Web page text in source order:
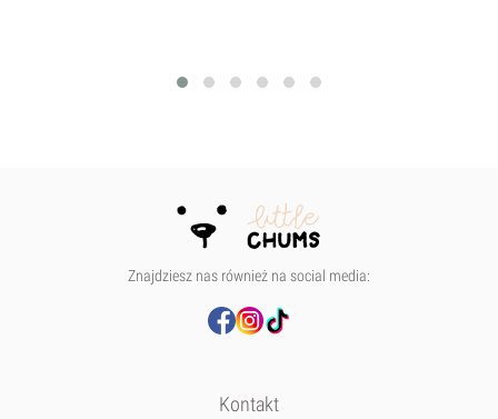
Znajdziesz nas również na social media:
Kontakt